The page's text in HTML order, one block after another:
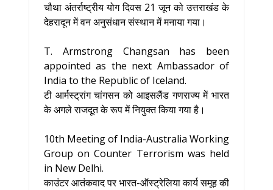
चौथा अंतर्राष्ट्रीय योग दिवस 21 जून को उत्तराखंड के
देहरादून में वन अनुसंधान संस्थान में मनाया गया।
T. Armstrong Changsan has been
appointed as the next Ambassador of
India to the Republic of Iceland.
टी आर्मस्ट्रांग चांगसन को आइसलैंड गणराज्य में भारत
के अगले राजदूत के रूप में नियुक्त किया गया है।
10th Meeting of India-Australia Working
Group on Counter Terrorism was held
in New Delhi.
काउंटर आतंकवाद पर भारत-ऑस्ट्रेलिया कार्य समूह की